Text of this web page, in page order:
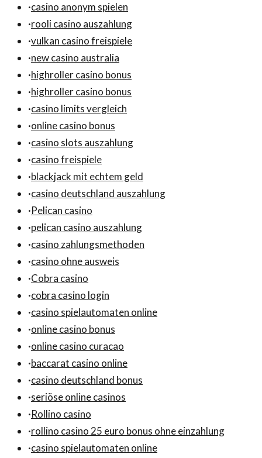
·casino anonym spielen
·rooli casino auszahlung
·vulkan casino freispiele
·new casino australia
·highroller casino bonus
·highroller casino bonus
·casino limits vergleich
·online casino bonus
·casino slots auszahlung
·casino freispiele
·blackjack mit echtem geld
·casino deutschland auszahlung
·Pelican casino
·pelican casino auszahlung
·casino zahlungsmethoden
·casino ohne ausweis
·Cobra casino
·cobra casino login
·casino spielautomaten online
·online casino bonus
·online casino curacao
·baccarat casino online
·casino deutschland bonus
·seriöse online casinos
·Rollino casino
·rollino casino 25 euro bonus ohne einzahlung
·casino spielautomaten online